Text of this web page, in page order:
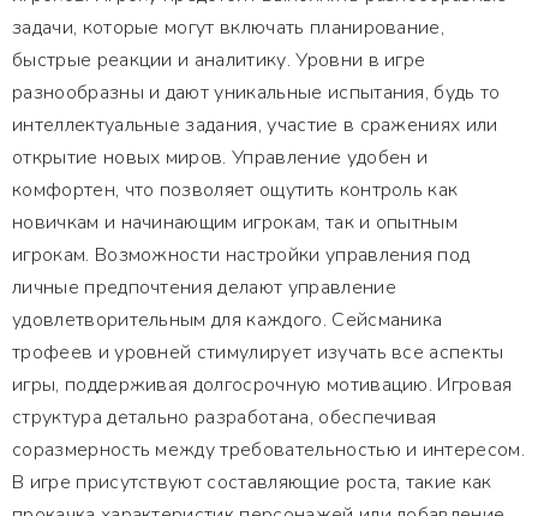
задачи, которые могут включать планирование,
быстрые реакции и аналитику. Уровни в игре
разнообразны и дают уникальные испытания, будь то
интеллектуальные задания, участие в сражениях или
открытие новых миров. Управление удобен и
комфортен, что позволяет ощутить контроль как
новичкам и начинающим игрокам, так и опытным
игрокам. Возможности настройки управления под
личные предпочтения делают управление
удовлетворительным для каждого. Сейсманика
трофеев и уровней стимулирует изучать все аспекты
игры, поддерживая долгосрочную мотивацию. Игровая
структура детально разработана, обеспечивая
соразмерность между требовательностью и интересом.
В игре присутствуют составляющие роста, такие как